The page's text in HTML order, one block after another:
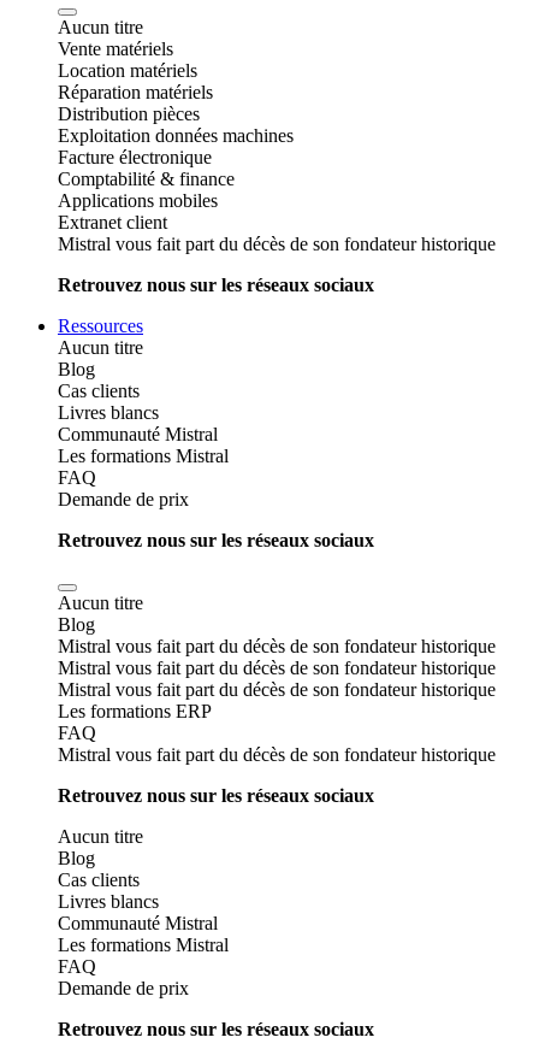
Aucun titre
Vente matériels
Location matériels
Réparation matériels
Distribution pièces
Exploitation données machines
Facture électronique
Comptabilité & finance
Applications mobiles
Extranet client
Mistral vous fait part du décès de son fondateur historique
Retrouvez nous sur les réseaux sociaux
Ressources
Aucun titre
Blog
Cas clients
Livres blancs
Communauté Mistral
Les formations Mistral
FAQ
Demande de prix
Retrouvez nous sur les réseaux sociaux
Aucun titre
Blog
Mistral vous fait part du décès de son fondateur historique
Mistral vous fait part du décès de son fondateur historique
Mistral vous fait part du décès de son fondateur historique
Les formations ERP
FAQ
Mistral vous fait part du décès de son fondateur historique
Retrouvez nous sur les réseaux sociaux
Aucun titre
Blog
Cas clients
Livres blancs
Communauté Mistral
Les formations Mistral
FAQ
Demande de prix
Retrouvez nous sur les réseaux sociaux